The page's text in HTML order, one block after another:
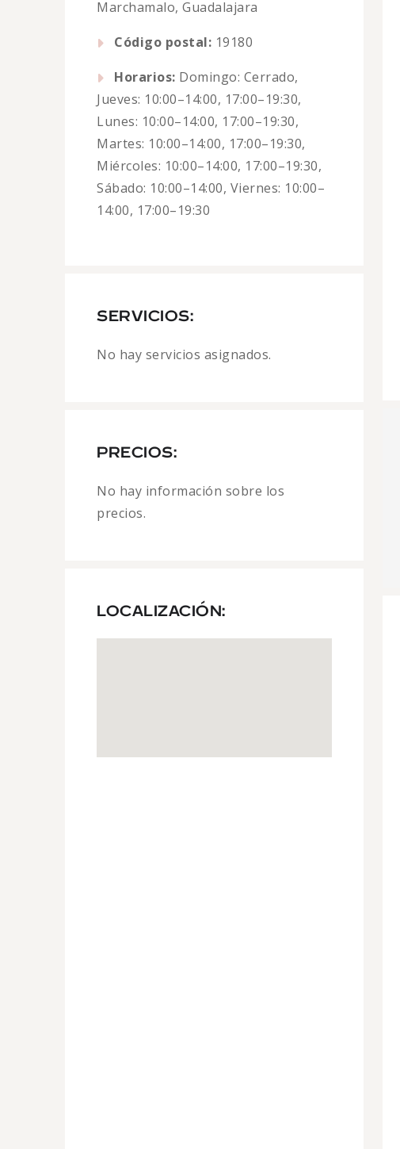
Marchamalo, Guadalajara
Código postal: 19180
Horarios: Domingo: Cerrado,
Jueves: 10:00–14:00, 17:00–19:30,
Lunes: 10:00–14:00, 17:00–19:30,
Martes: 10:00–14:00, 17:00–19:30,
Miércoles: 10:00–14:00, 17:00–19:30,
Sábado: 10:00–14:00, Viernes: 10:00–
14:00, 17:00–19:30
SERVICIOS:
No hay servicios asignados.
PRECIOS:
No hay información sobre los
precios.
LOCALIZACIÓN: